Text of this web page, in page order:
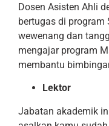
Dosen Asisten Ahli
bertugas di
wewenang dan
mengajar program
membantu
Lektor
Jabatan akademik